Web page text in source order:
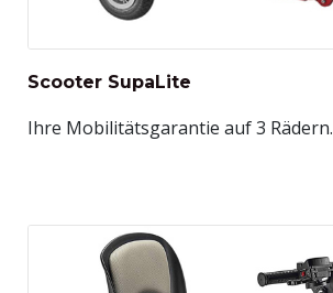
Scooter SupaLite
Ihre Mobilitätsgarantie auf 3 Rädern.